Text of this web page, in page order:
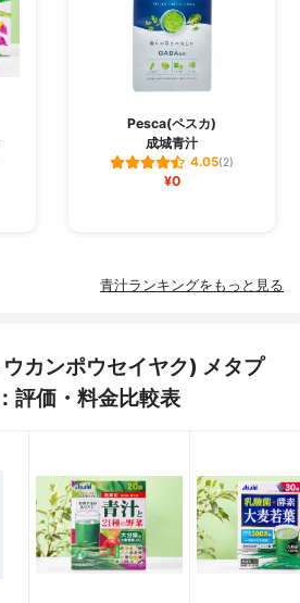
Pesca(ペスカ)
成城青汁
4.05(2)
¥0
青汁ランキングをもっと見る
カンポウセイヤク) メタプ
評価・料金比較表